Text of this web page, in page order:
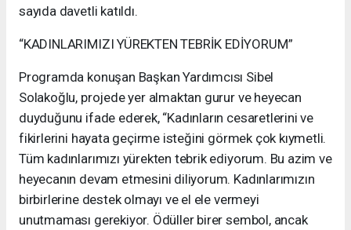
sayıda davetli katıldı.
“KADINLARIMIZI YÜREKTEN TEBRİK EDİYORUM”
Programda konuşan Başkan Yardımcısı Sibel
Solakoğlu, projede yer almaktan gurur ve heyecan
duyduğunu ifade ederek, “Kadınların cesaretlerini ve
fikirlerini hayata geçirme isteğini görmek çok kıymetli.
Tüm kadınlarımızı yürekten tebrik ediyorum. Bu azim ve
heyecanın devam etmesini diliyorum. Kadınlarımızın
birbirlerine destek olmayı ve el ele vermeyi
unutmaması gerekiyor. Ödüller birer sembol, ancak